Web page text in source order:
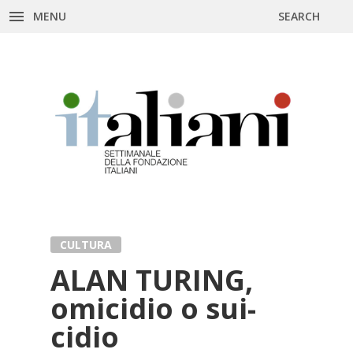
MENU SEARCH
CULTURA
ALAN TU­RING,
omi­ci­dio o sui­
ci­dio